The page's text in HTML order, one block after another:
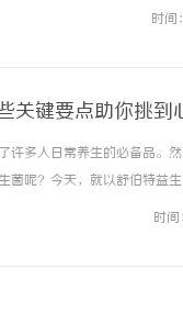
光、正品镜片、透明价格
时
键要点助你挑到
多人日常养生的必备品。
菌呢？今天，就以舒伯特益
的益生菌产品应该具备丰
时